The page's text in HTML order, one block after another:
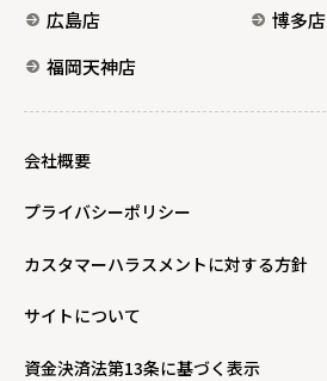
広島店
博多店
福岡天神店
会社概要
プライバシーポリシー
カスタマーハラスメントに対する方針
サイトについて
資金決済法第13条に基づく表示